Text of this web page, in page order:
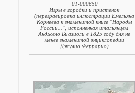
01-000650
Игры в городки и пристенок
(перегравировка иллюстрации Емельяна
Корнеева к знаменитой книге "Народы
России...", исполненная итальянцем
Анджело Биазиоли в 1825 году для не
менее знаменитой энциклопедии
Джулио Феррарио)